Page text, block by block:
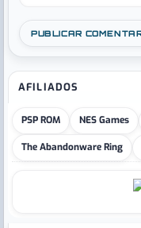
AFILIADOS
PSP ROM NES Games
The Abandonware Ring